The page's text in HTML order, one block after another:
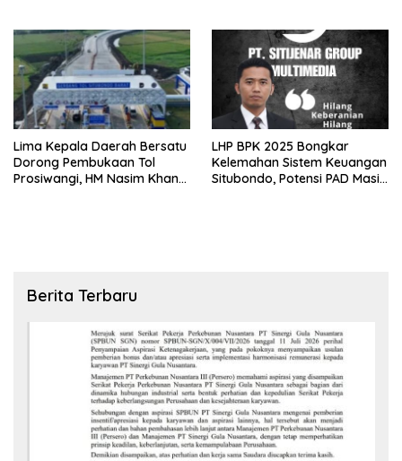
Lima Kepala Daerah Bersatu
Dorong Pembukaan Tol
Prosiwangi, HM Nasim Khan
LHP BPK 2025 Bongkar
Kelemahan Sistem Keuangan
Situbondo, Potensi PAD Masih
Berita Terbaru